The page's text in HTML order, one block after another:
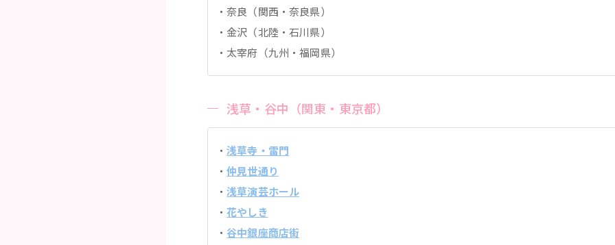
奈良（関西・奈良県）
金沢（北陸・石川県）
太宰府（九州・福岡県）
浅草・谷中（関東・東京都）
浅草寺・雷門
仲見世通り
浅草演芸ホール
花やしき
谷中銀座商店街